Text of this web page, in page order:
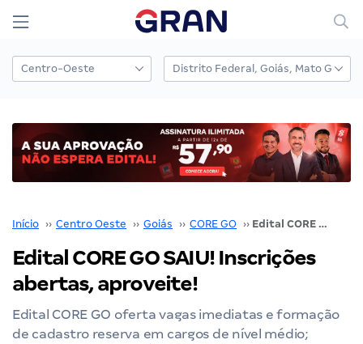
Início ›› Centro Oeste ›› Goiás ›› CORE GO ›› Edital CORE GO SAIU! Inscrições abertas, aproveite!
Edital CORE GO SAIU! Inscrições
abertas, aproveite!
Edital CORE GO oferta vagas imediatas e formação
de cadastro reserva em cargos de nível médio;